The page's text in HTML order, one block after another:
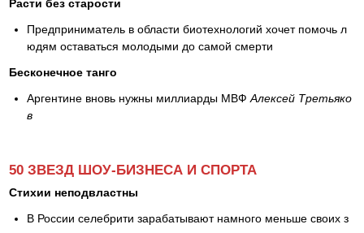
Расти без старости
Предприниматель в области биотехнологий хочет помочь л
юдям оставаться молодыми до самой смерти
Бесконечное танго
Аргентине вновь нужны миллиарды МВФАлексей Третьяко
в
50 ЗВЕЗД ШОУ-БИЗНЕСА И СПОРТА
Стихии неподвластны
В России селебрити зарабатывают намного меньше своих з